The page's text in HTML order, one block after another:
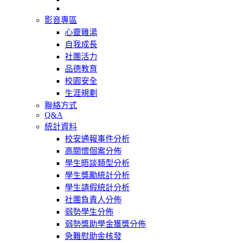
影音專區
心靈雞湯
自我成長
社團活力
品德教育
校園安全
生涯規劃
聯絡方式
Q&A
統計資料
校安通報事件分析
高關懷個案分佈
學生晤談類型分析
學生獎勵統計分析
學生請假統計分析
社團負責人分佈
弱勢學生分佈
弱勢獎助學金獲獎分佈
急難慰助金核發